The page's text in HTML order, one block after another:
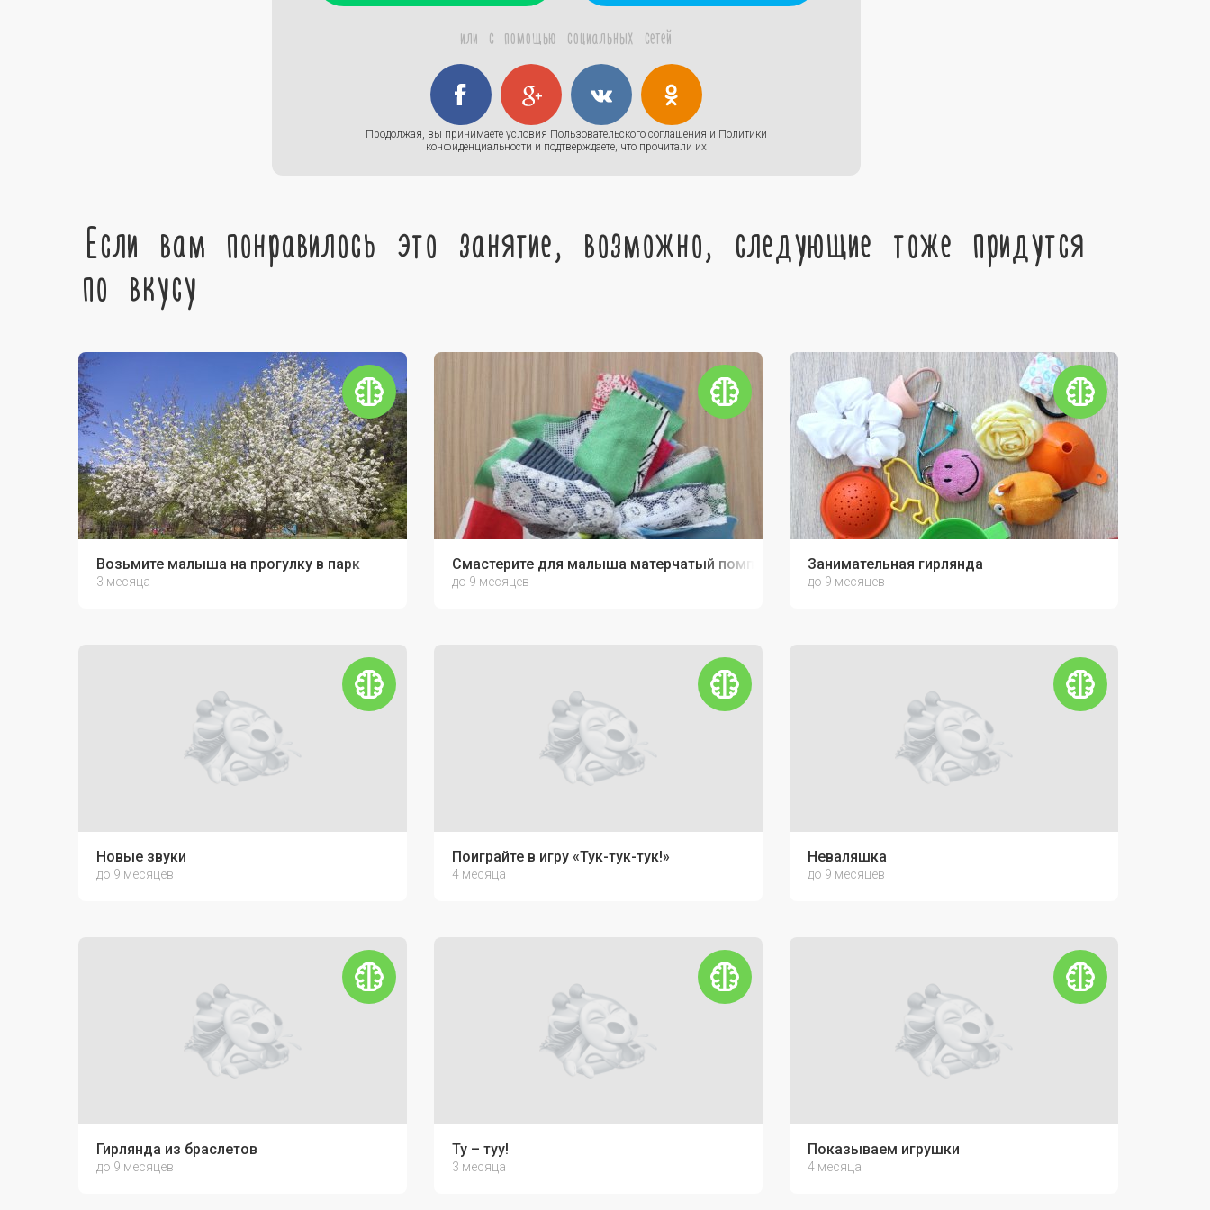
или с помощью социальных сетей
Продолжая, вы принимаете условия Пользовательского соглашения и Политики
конфиденциальности и подтверждаете, что прочитали их
Если вам понравилось это занятие, возможно, следующие тоже придутся
по вкусу
Возьмите малыша на прогулку в парк
3 месяца
Смастерите для малыша матерчатый помпон
до 9 месяцев
Занимательная гирлянда
до 9 месяцев
Новые звуки
до 9 месяцев
Поиграйте в игру «Тук-тук-тук!»
4 месяца
Неваляшка
до 9 месяцев
Гирлянда из браслетов
до 9 месяцев
Ту – туу!
3 месяца
Показываем игрушки
4 месяца